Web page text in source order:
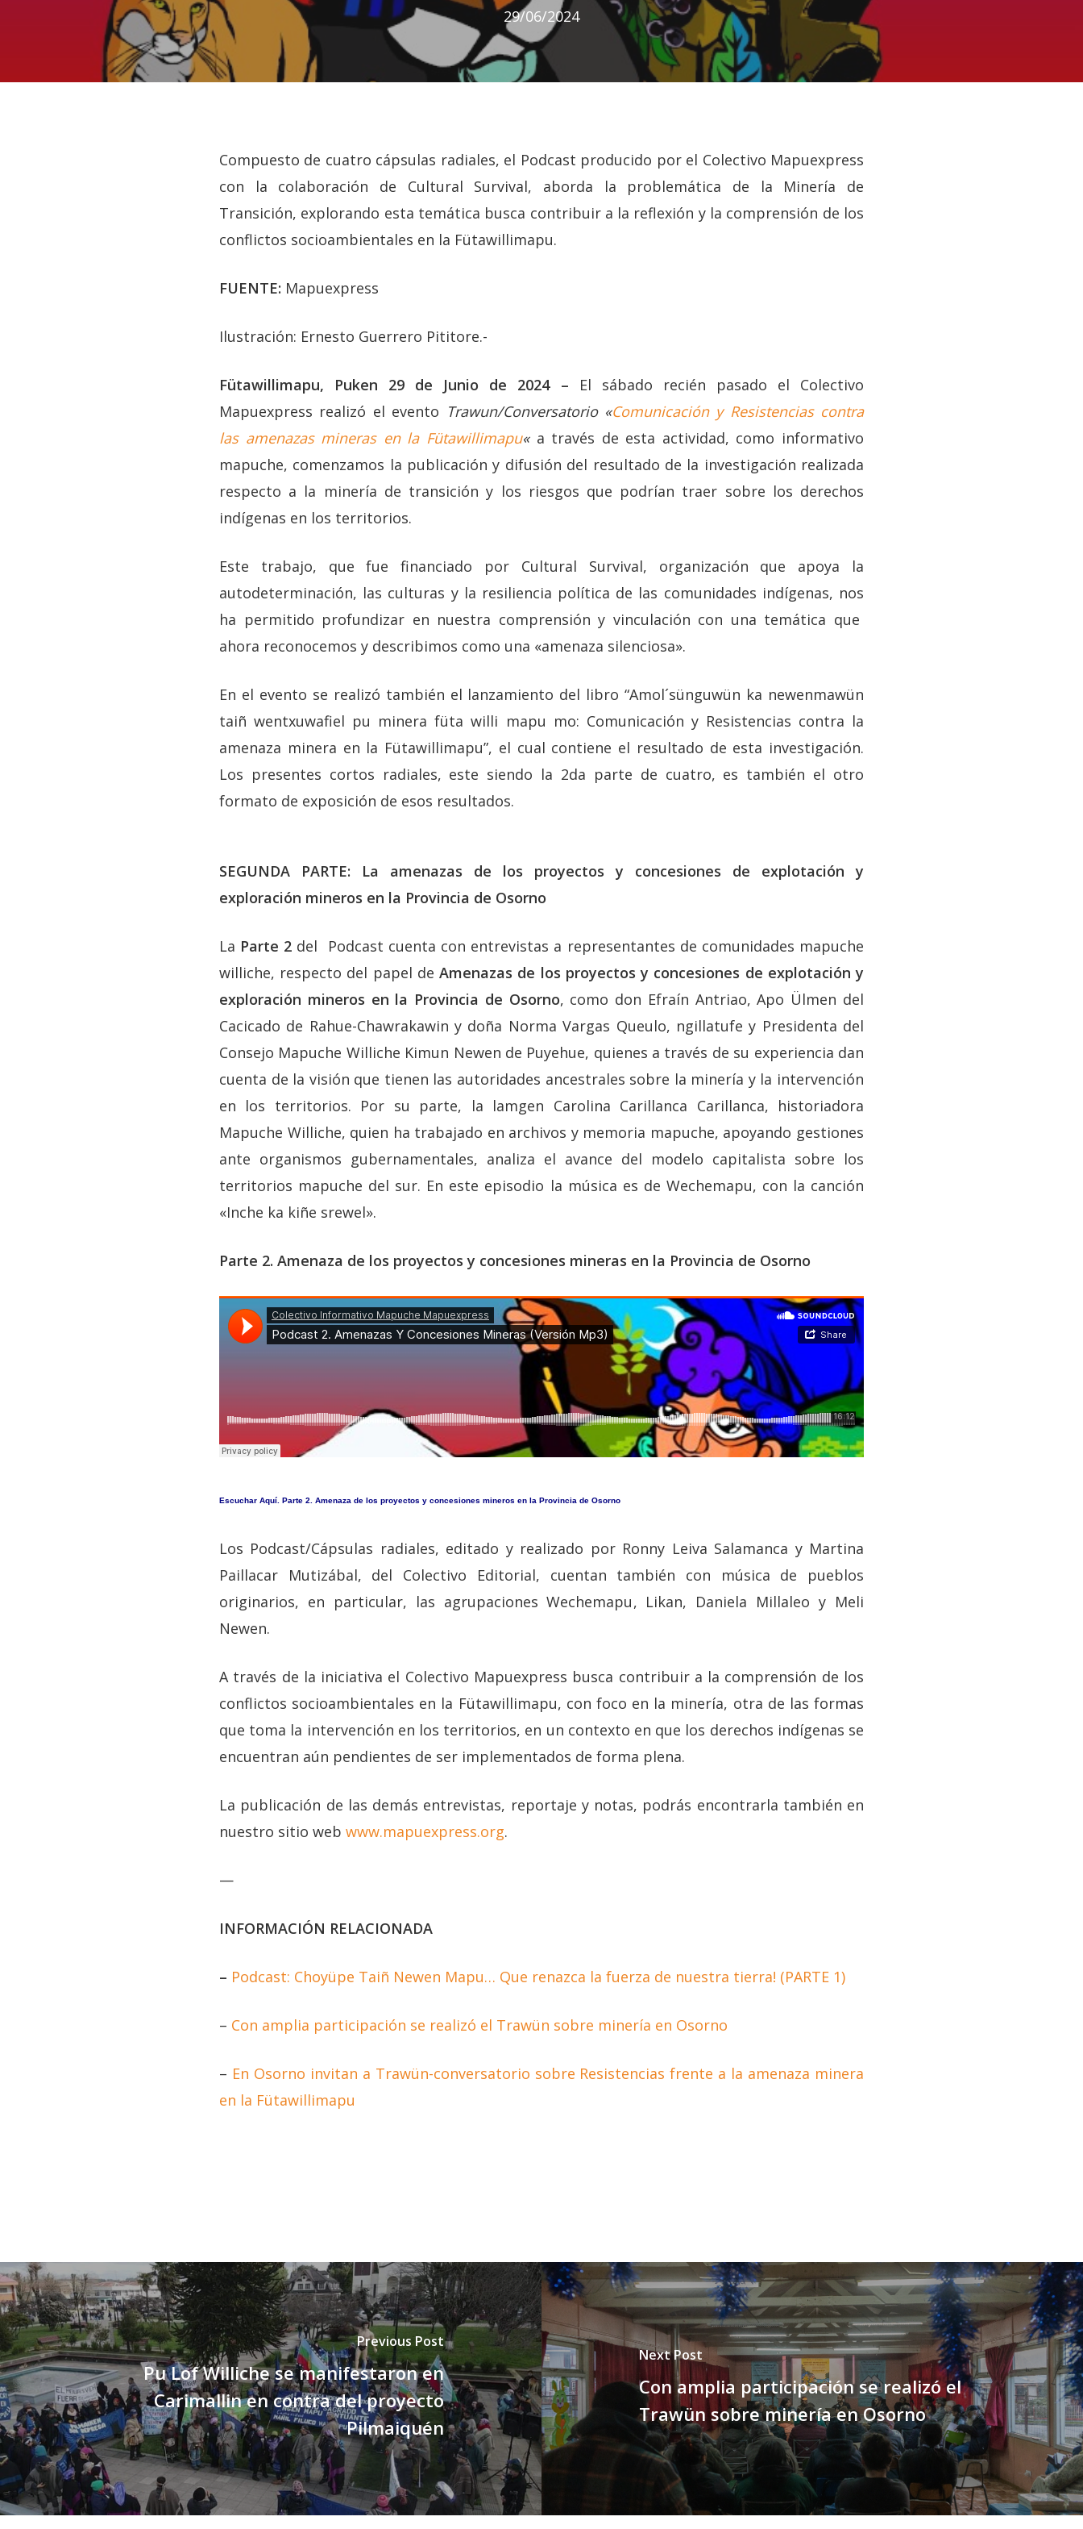
29/06/2024
Compuesto de cuatro cápsulas radiales, el Podcast producido por el Colectivo Mapuexpress
con la colaboración de Cultural Survival, aborda la problemática de la Minería de
Transición, explorando esta temática busca contribuir a la reflexión y la comprensión de los
conflictos socioambientales en la Fütawillimapu.
FUENTE: Mapuexpress
Ilustración: Ernesto Guerrero Pititore.-
Fütawillimapu, Puken 29 de Junio de 2024 – El sábado recién pasado el Colectivo
Mapuexpress realizó el evento Trawun/Conversatorio «Comunicación y Resistencias contra
las amenazas mineras en la Fütawillimapu«a través de esta actividad, como informativo
mapuche, comenzamos la publicación y difusión del resultado de la investigación realizada
respecto a la minería de transición y los riesgos que podrían traer sobre los derechos
indígenas en los territorios.
Este trabajo, que fue financiado por Cultural Survival, organización que apoya la
autodeterminación, las culturas y la resiliencia política de las comunidades indígenas, nos
ha permitido profundizar en nuestra comprensión y vinculación con una temática que
ahora reconocemos y describimos como una «amenaza silenciosa».
En el evento se realizó también el lanzamiento del libro “Amol´sünguwün ka newenmawün
taiñ wentxuwafiel pu minera füta willi mapu mo: Comunicación y Resistencias contra la
amenaza minera en la Fütawillimapu”, el cual contiene el resultado de esta investigación.
Los presentes cortos radiales, este siendo la 2da parte de cuatro, es también el otro
formato de exposición de esos resultados.
SEGUNDA PARTE: La amenazas de los proyectos y concesiones de explotación y
exploración mineros en la Provincia de Osorno
La Parte 2 del Podcast cuenta con entrevistas a representantes de comunidades mapuche
williche, respecto del papel deAmenazas de los proyectos y concesiones de explotación y
exploración mineros en la Provincia de Osorno, como don Efraín Antriao, Apo Ülmen del
Cacicado de Rahue-Chawrakawin y doña Norma Vargas Queulo, ngillatufe y Presidenta del
Consejo Mapuche Williche Kimun Newen de Puyehue, quienes a través de su experiencia dan
cuenta de la visión que tienen las autoridades ancestrales sobre la minería y la intervención
en los territorios. Por su parte, la lamgen Carolina Carillanca Carillanca, historiadora
Mapuche Williche, quien ha trabajado en archivos y memoria mapuche, apoyando gestiones
ante organismos gubernamentales, analiza el avance del modelo capitalista sobre los
territorios mapuche del sur. En este episodio la música es de Wechemapu, con la canción
«Inche ka kiñe srewel».
Parte 2. Amenaza de los proyectos y concesiones mineras en la Provincia de Osorno
Escuchar Aquí. Parte 2. Amenaza de los proyectos y concesiones mineros en la Provincia de Osorno
Los Podcast/Cápsulas radiales, editado y realizado por Ronny Leiva Salamanca y Martina
Paillacar Mutizábal, del Colectivo Editorial, cuentan también con música de pueblos
originarios, en particular, las agrupaciones Wechemapu, Likan, Daniela Millaleo y Meli
Newen.
A través de la iniciativa el Colectivo Mapuexpress busca contribuir a la comprensión de los
conflictos socioambientales en la Fütawillimapu, con foco en la minería, otra de las formas
que toma la intervención en los territorios, en un contexto en que los derechos indígenas se
encuentran aún pendientes de ser implementados de forma plena.
La publicación de las demás entrevistas, reportaje y notas, podrás encontrarla también en
nuestro sitio web www.mapuexpress.org.
—
INFORMACIÓN RELACIONADA
– Podcast: Choyüpe Taiñ Newen Mapu… Que renazca la fuerza de nuestra tierra! (PARTE 1)
– Con amplia participación se realizó el Trawün sobre minería en Osorno
– En Osorno invitan a Trawün-conversatorio sobre Resistencias frente a la amenaza minera
en la Fütawillimapu
Previous Post
Pu Lof Williche se manifestaron en
Carimallin en contra del proyecto
Pilmaiquén
Next Post
Con amplia participación se realizó el
Trawün sobre minería en Osorno